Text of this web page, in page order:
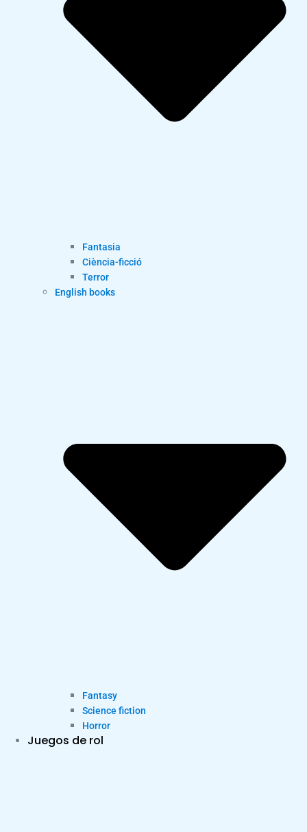
Fantasia
Ciència-ficció
Terror
English books
Fantasy
Science fiction
Horror
Juegos de rol